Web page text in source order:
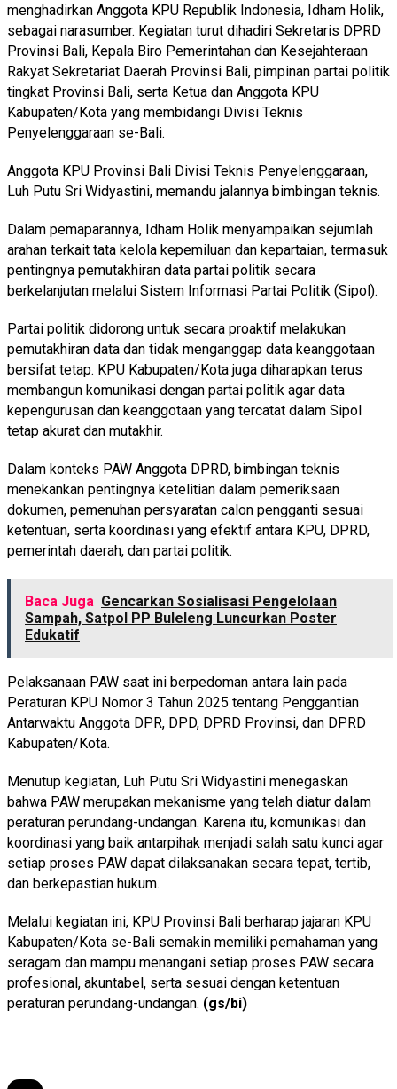
menghadirkan Anggota KPU Republik Indonesia, Idham Holik,
sebagai narasumber. Kegiatan turut dihadiri Sekretaris DPRD
Provinsi Bali, Kepala Biro Pemerintahan dan Kesejahteraan
Rakyat Sekretariat Daerah Provinsi Bali, pimpinan partai politik
tingkat Provinsi Bali, serta Ketua dan Anggota KPU
Kabupaten/Kota yang membidangi Divisi Teknis
Penyelenggaraan se-Bali.
Anggota KPU Provinsi Bali Divisi Teknis Penyelenggaraan,
Luh Putu Sri Widyastini, memandu jalannya bimbingan teknis.
Dalam pemaparannya, Idham Holik menyampaikan sejumlah
arahan terkait tata kelola kepemiluan dan kepartaian, termasuk
pentingnya pemutakhiran data partai politik secara
berkelanjutan melalui Sistem Informasi Partai Politik (Sipol).
Partai politik didorong untuk secara proaktif melakukan
pemutakhiran data dan tidak menganggap data keanggotaan
bersifat tetap. KPU Kabupaten/Kota juga diharapkan terus
membangun komunikasi dengan partai politik agar data
kepengurusan dan keanggotaan yang tercatat dalam Sipol
tetap akurat dan mutakhir.
Dalam konteks PAW Anggota DPRD, bimbingan teknis
menekankan pentingnya ketelitian dalam pemeriksaan
dokumen, pemenuhan persyaratan calon pengganti sesuai
ketentuan, serta koordinasi yang efektif antara KPU, DPRD,
pemerintah daerah, dan partai politik.
Baca Juga Gencarkan Sosialisasi Pengelolaan
Sampah, Satpol PP Buleleng Luncurkan Poster
Edukatif
Pelaksanaan PAW saat ini berpedoman antara lain pada
Peraturan KPU Nomor 3 Tahun 2025 tentang Penggantian
Antarwaktu Anggota DPR, DPD, DPRD Provinsi, dan DPRD
Kabupaten/Kota.
Menutup kegiatan, Luh Putu Sri Widyastini menegaskan
bahwa PAW merupakan mekanisme yang telah diatur dalam
peraturan perundang-undangan. Karena itu, komunikasi dan
koordinasi yang baik antarpihak menjadi salah satu kunci agar
setiap proses PAW dapat dilaksanakan secara tepat, tertib,
dan berkepastian hukum.
Melalui kegiatan ini, KPU Provinsi Bali berharap jajaran KPU
Kabupaten/Kota se-Bali semakin memiliki pemahaman yang
seragam dan mampu menangani setiap proses PAW secara
profesional, akuntabel, serta sesuai dengan ketentuan
peraturan perundang-undangan. (gs/bi)